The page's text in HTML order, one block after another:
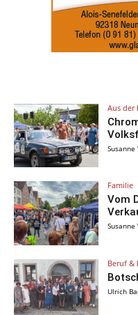
Aus der
Susanne
Familie
Vom
Susanne
Beruf &
Ulrich